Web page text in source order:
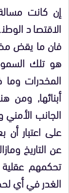
إن كانت
الاقتصاد
فان ما يقض
هو تلك
المخدرات
أبنائها, ومن
الجانب
على اعتبار
عن التاريخ
تحكمهم
الغدر في أي